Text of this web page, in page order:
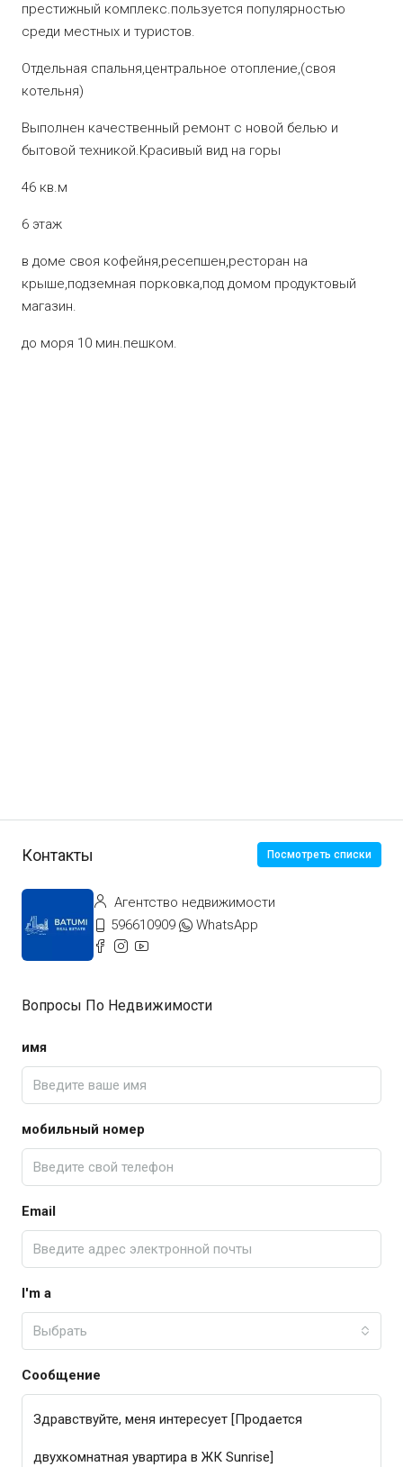
престижный комплекс.пользуется популярностью
среди местных и туристов.
Отдельная спальня,центральное отопление,(своя
котельня)
Выполнен качественный ремонт с новой белью и
бытовой техникой.Красивый вид на горы
46 кв.м
6 этаж
в доме своя кофейня,ресепшен,ресторан на
крыше,подземная порковка,под домом продуктовый
магазин.
до моря 10 мин.пешком.
Контакты Посмотреть списки
Агентство недвижимости
596610909
WhatsApp
Вопросы По Недвижимости
имя
мобильный номер
Email
I'm a
Выбрать
Сообщение